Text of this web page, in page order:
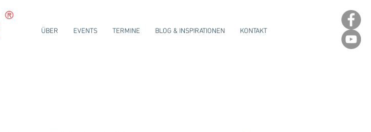
®
ÜBER EVENTS TERMINE BLOG & INSPIRATIONEN KONTAKT